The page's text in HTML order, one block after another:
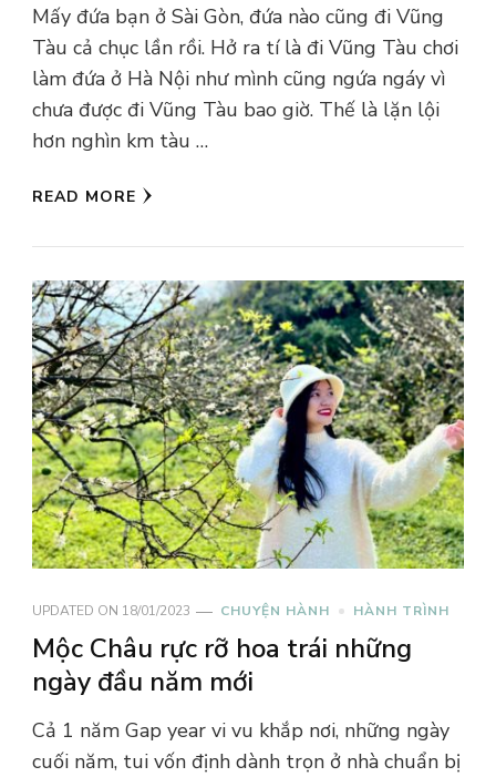
Mấy đứa bạn ở Sài Gòn, đứa nào cũng đi Vũng
Tàu cả chục lần rồi. Hở ra tí là đi Vũng Tàu chơi
làm đứa ở Hà Nội như mình cũng ngứa ngáy vì
chưa được đi Vũng Tàu bao giờ. Thế là lặn lội
hơn nghìn km tàu …
READ MORE
UPDATED ON 18/01/2023 CHUYỆN HÀNH HÀNH TRÌNH
Mộc Châu rực rỡ hoa trái những
ngày đầu năm mới
Cả 1 năm Gap year vi vu khắp nơi, những ngày
cuối năm, tui vốn định dành trọn ở nhà chuẩn bị